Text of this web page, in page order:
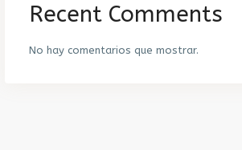
Recent Comments
No hay comentarios que mostrar.